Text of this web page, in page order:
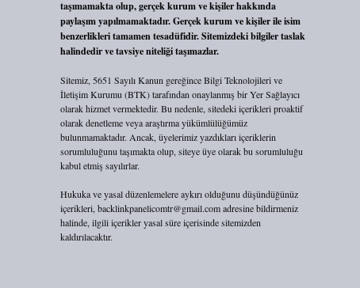
taşımamakta olup, gerçek kurum ve kişiler hakkında
paylaşım yapılmamaktadır. Gerçek kurum ve kişiler ile isim
benzerlikleri tamamen tesadüfidir. Sitemizdeki bilgiler taslak
halindedir ve tavsiye niteliği taşımazlar.
Sitemiz, 5651 Sayılı Kanun gereğince Bilgi Teknolojileri ve
İletişim Kurumu (BTK) tarafından onaylanmış bir Yer Sağlayıcı
olarak hizmet vermektedir. Bu nedenle, sitedeki içerikleri proaktif
olarak denetleme veya araştırma yükümlülüğümüz
bulunmamaktadır. Ancak, üyelerimiz yazdıkları içeriklerin
sorumluluğunu taşımakta olup, siteye üye olarak bu sorumluluğu
kabul etmiş sayılırlar.
Hukuka ve yasal düzenlemelere aykırı olduğunu düşündüğünüz
içerikleri, backlinkpanelicomtr@gmail.comadresine bildirmeniz
halinde, ilgili içerikler yasal süre içerisinde sitemizden
kaldırılacaktır.